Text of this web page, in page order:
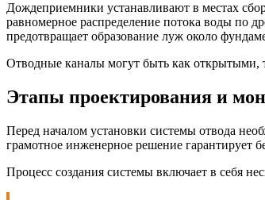
Дождеприемники устанавливают в местах
равномерное распределение потока воды по
предотвращает образование луж около
Отводные каналы могут быть как открытыми,
Этапы проектирования и
Перед началом установки системы отвода
грамотное инженерное решение гарантирует
Процесс создания системы включает в себя